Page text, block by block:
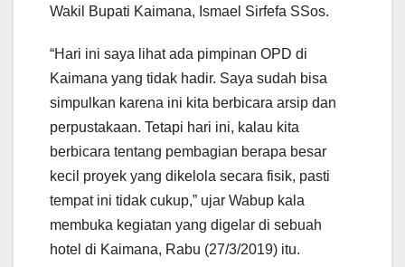
Wakil Bupati Kaimana, Ismael Sirfefa SSos.
“Hari ini saya lihat ada pimpinan OPD di
Kaimana yang tidak hadir. Saya sudah bisa
simpulkan karena ini kita berbicara arsip dan
perpustakaan. Tetapi hari ini, kalau kita
berbicara tentang pembagian berapa besar
kecil proyek yang dikelola secara fisik, pasti
tempat ini tidak cukup,” ujar Wabup kala
membuka kegiatan yang digelar di sebuah
hotel di Kaimana, Rabu (27/3/2019) itu.